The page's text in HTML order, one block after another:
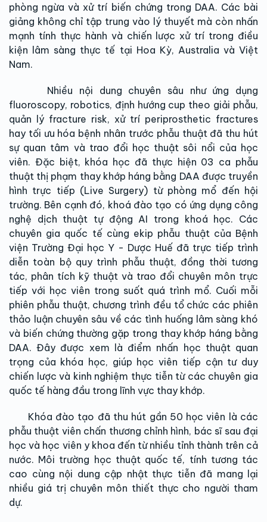
phòng ngừa và xử trí biến chứng trong DAA. Các bài
giảng không chỉ tập trung vào lý thuyết mà còn nhấn
mạnh tính thực hành và chiến lược xử trí trong điều
kiện lâm sàng thực tế tại Hoa Kỳ, Australia và Việt
Nam.
Nhiều nội dung chuyên sâu như ứng dụng
fluoroscopy, robotics, định hướng cup theo giải phẫu,
quản lý fracture risk, xử trí periprosthetic fractures
hay tối ưu hóa bệnh nhân trước phẫu thuật đã thu hút
sự quan tâm và trao đổi học thuật sôi nổi của học
viên. Đặc biệt, khóa học đã thực hiện 03 ca phẫu
thuật thị phạm thay khớp háng bằng DAA được truyền
hình trực tiếp (Live Surgery) từ phòng mổ đến hội
trường. Bên cạnh đó, khoá đào tạo có ứng dụng công
nghệ dịch thuật tự động AI trong khoá học. Các
chuyên gia quốc tế cùng ekip phẫu thuật của Bệnh
viện Trường Đại học Y - Dược Huế đã trực tiếp trình
diễn toàn bộ quy trình phẫu thuật, đồng thời tương
tác, phân tích kỹ thuật và trao đổi chuyên môn trực
tiếp với học viên trong suốt quá trình mổ. Cuối mỗi
phiên phẫu thuật, chương trình đều tổ chức các phiên
thảo luận chuyên sâu về các tình huống lâm sàng khó
và biến chứng thường gặp trong thay khớp háng bằng
DAA. Đây được xem là điểm nhấn học thuật quan
trọng của khóa học, giúp học viên tiếp cận tư duy
chiến lược và kinh nghiệm thực tiễn từ các chuyên gia
quốc tế hàng đầu trong lĩnh vực thay khớp.
Khóa đào tạo đã thu hút gần 50 học viên là các
phẫu thuật viên chấn thương chỉnh hình, bác sĩ sau đại
học và học viên y khoa đến từ nhiều tỉnh thành trên cả
nước. Môi trường học thuật quốc tế, tính tương tác
cao cùng nội dung cập nhật thực tiễn đã mang lại
nhiều giá trị chuyên môn thiết thực cho người tham
dự.